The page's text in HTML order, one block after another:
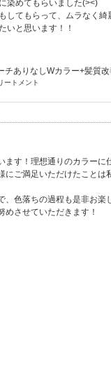
染めてもらいました(><)
してもらって、ムラなく綺
いと思います！！
チありなしWカラー+髪質
ートメント
す！理想通りのカラー
ご満足いただけたことは
色落ちの過程も是非お
めさせていただきます！